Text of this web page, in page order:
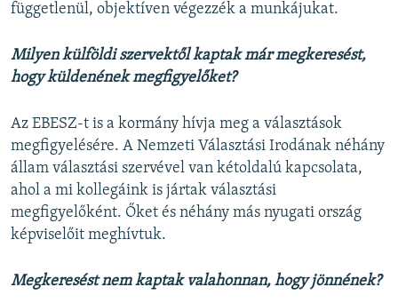
függetlenül, objektíven végezzék a munkájukat.
Milyen külföldi szervektől kaptak már megkeresést,
hogy küldenének megfigyelőket?
Az EBESZ-t is a kormány hívja meg a választások
megfigyelésére. A Nemzeti Választási Irodának néhány
állam választási szervével van kétoldalú kapcsolata,
ahol a mi kollegáink is jártak választási
megfigyelőként. Őket és néhány más nyugati ország
képviselőit meghívtuk.
Megkeresést nem kaptak valahonnan, hogy jönnének?